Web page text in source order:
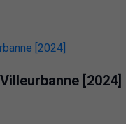
[2024]